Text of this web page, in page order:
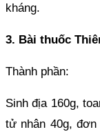
kháng.
3. Bài thuốc
Thành phần:
Sinh địa 160g,
tử nhân 40g,